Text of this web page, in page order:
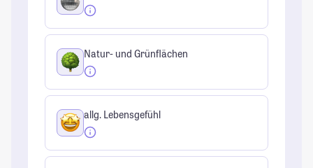
Natur- und Grünflächen
allg. Lebensgefühl